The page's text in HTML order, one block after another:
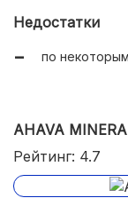
Недостатки
по
AHAVA
Рейтинг: 4.7